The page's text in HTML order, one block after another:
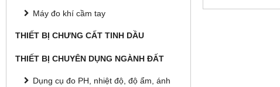
Máy đo khí cầm tay
THIẾT BỊ CHƯNG CẤT TINH DẦU
THIẾT BỊ CHUYÊN DỤNG NGÀNH ĐẤT
Dụng cụ đo PH, nhiệt độ, độ ẩm, ánh